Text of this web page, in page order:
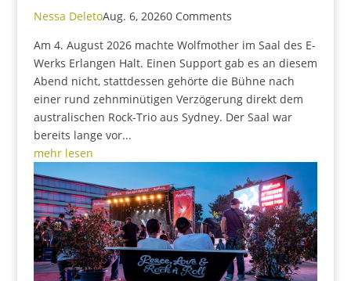
Nessa DeletoAug. 6, 20260 Comments
Am 4. August 2026 machte Wolfmother im Saal des E-
Werks Erlangen Halt. Einen Support gab es an diesem
Abend nicht, stattdessen gehörte die Bühne nach
einer rund zehnminütigen Verzögerung direkt dem
australischen Rock-Trio aus Sydney. Der Saal war
bereits lange vor...
mehr lesen